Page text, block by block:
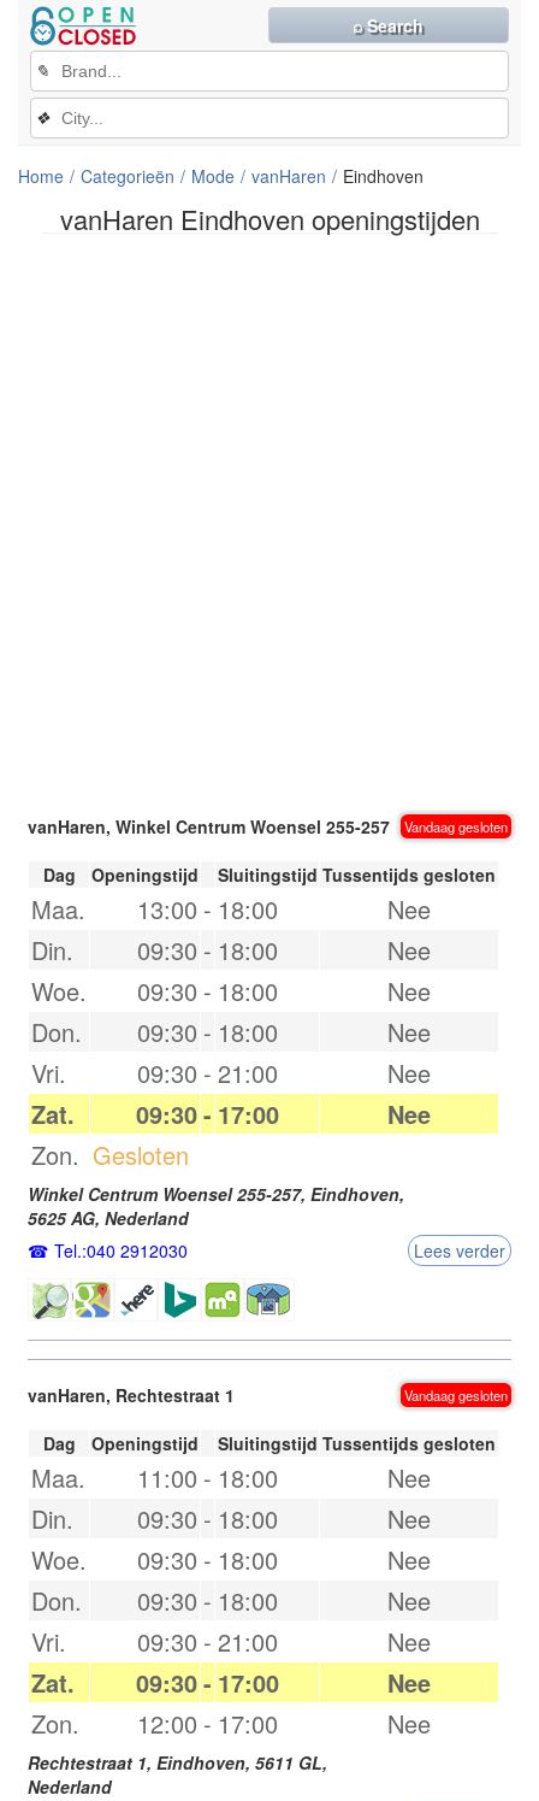
vanHaren Eindhoven openingstijden
✎
❖
⌕ Search
Home Categorieën Mode vanHaren Eindhoven
vanHaren, Winkel Centrum Woensel 255-257 Vandaag gesloten
Dag Openingstijd Sluitingstijd Tussentijds gesloten
Maa. 13:00 - 18:00
Nee
Din.
09:30 - 18:00
Nee
Woe.
09:30 - 18:00
Nee
Don.
09:30 - 18:00
Nee
Vri.
09:30 - 21:00
Nee
Zat.
09:30- 17:00
Nee
Zon. Gesloten
Winkel Centrum Woensel 255-257, Eindhoven,
5625 AG, Nederland
Tel.:040 2912030
Lees verder
vanHaren, Rechtestraat 1 Vandaag gesloten
Dag Openingstijd Sluitingstijd Tussentijds gesloten
Maa. 11:00 - 18:00
Nee
Din.
09:30 - 18:00
Nee
Woe.
09:30 - 18:00
Nee
Don.
09:30 - 18:00
Nee
Vri.
09:30 - 21:00
Nee
Zat.
09:30- 17:00
Nee
Zon.
12:00 - 17:00 Nee
Rechtestraat 1, Eindhoven, 5611 GL,
Nederland